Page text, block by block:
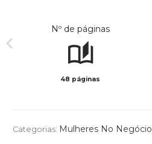
Nº de páginas
48 páginas
Categorias: Mulheres No Negócio